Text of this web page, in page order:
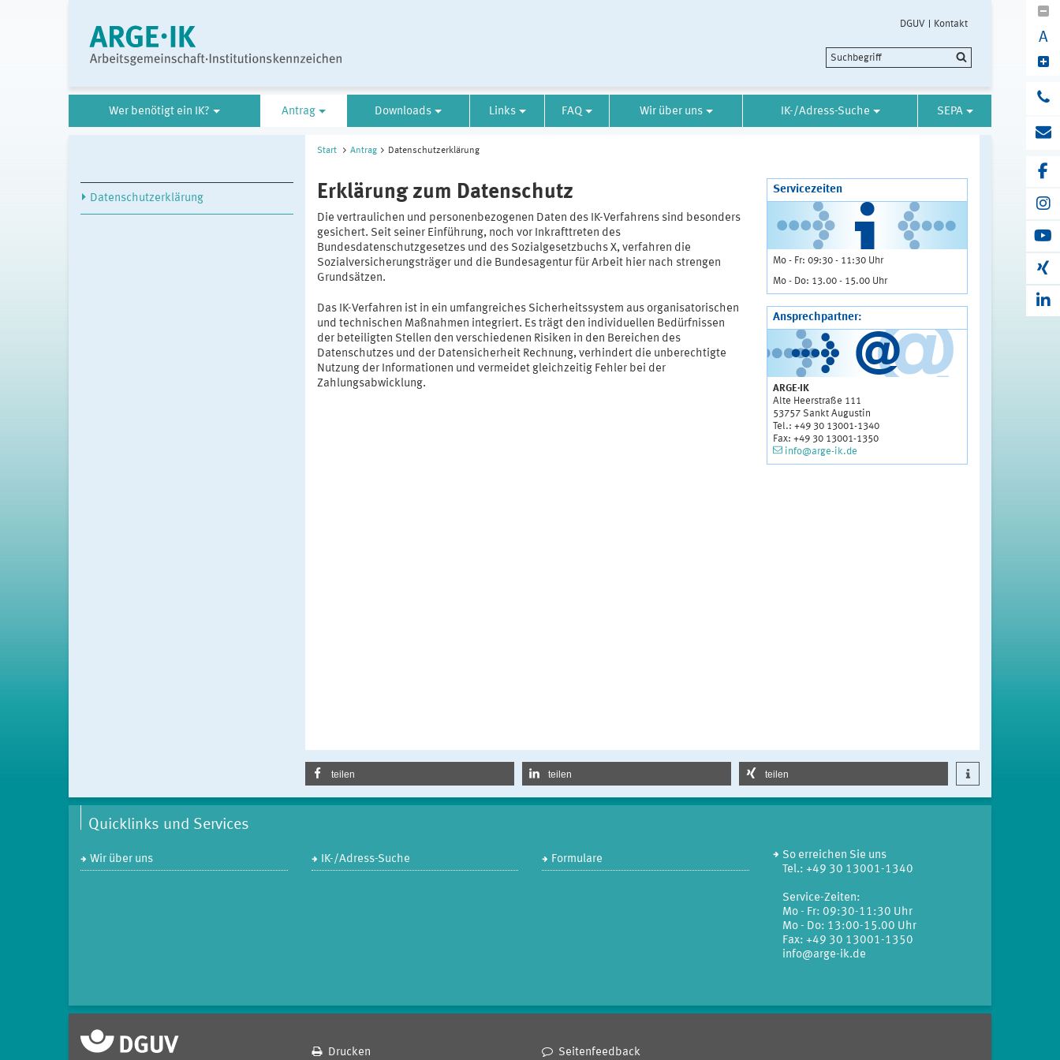
DGUV Kontakt
A
Wer benötigt ein IK? Antrag Downloads Links FAQ Wir über uns IK-/Adress-Suche SEPA
Datenschutzerklärung
Start Antrag Datenschutzerklärung
Erklärung zum Datenschutz
Die vertraulichen und personenbezogenen Daten des IK-Verfahrens sind besonders
gesichert. Seit seiner Einführung, noch vor Inkrafttreten des
Bundesdatenschutzgesetzes und des Sozialgesetzbuchs X, verfahren die
Sozialversicherungsträger und die Bundesagentur für Arbeit hier nach strengen
Grundsätzen.
Das IK-Verfahren ist in ein umfangreiches Sicherheitssystem aus organisatorischen
und technischen Maßnahmen integriert. Es trägt den individuellen Bedürfnissen
der beteiligten Stellen den verschiedenen Risiken in den Bereichen des
Datenschutzes und der Datensicherheit Rechnung, verhindert die unberechtigte
Nutzung der Informationen und vermeidet gleichzeitig Fehler bei der
Zahlungsabwicklung.
Servicezeiten
Mo - Fr: 09:30 - 11:30 Uhr
Mo - Do: 13.00 - 15.00 Uhr
Ansprechpartner:
ARGE·IK
Alte Heerstraße 111
53757 Sankt Augustin
Tel.: +49 30 13001-1340
Fax: +49 30 13001-1350
info@arge-ik.de
teilen teilen teilen
Quicklinks und Services
Wir über uns IK-/Adress-Suche Formulare
So erreichen Sie uns
Tel.: +49 30 13001-1340
Service-Zeiten:
Mo - Fr: 09:30-11:30 Uhr
Mo - Do: 13:00-15.00 Uhr
Fax: +49 30 13001-1350
info@arge-ik.de
Drucken Seitenfeedback